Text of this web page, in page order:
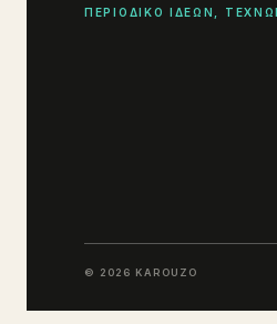
ΠΕΡΙΟΔΙΚΟ ΙΔΕΩΝ,
© 2026 KAROUZO